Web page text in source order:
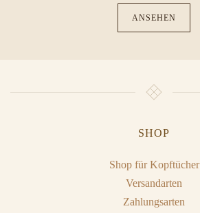
ANSEHEN
SHOP
Shop für Kopftücher
Versandarten
Zahlungsarten